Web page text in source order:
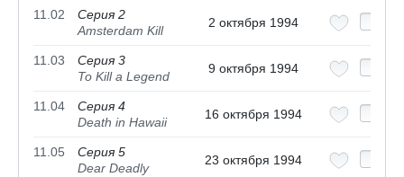
11.02
Серия 2
Amsterdam Kill
2 октября 1994
11.03
Серия 3
To Kill a Legend
9 октября 1994
11.04
Серия 4
Death in Hawaii
16 октября 1994
11.05
Серия 5
Dear Deadly
23 октября 1994